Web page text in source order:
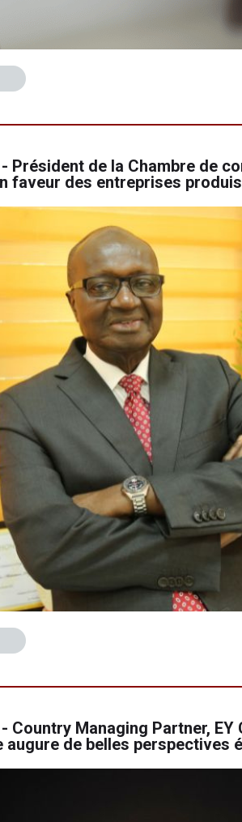
Président de la Chambre de
faveur des entreprises
Country Managing Partner,
augure de belles perspectives